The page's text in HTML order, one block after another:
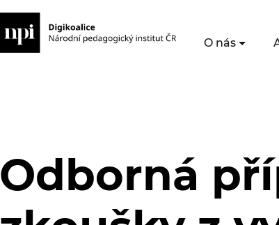
O nás
Odborná